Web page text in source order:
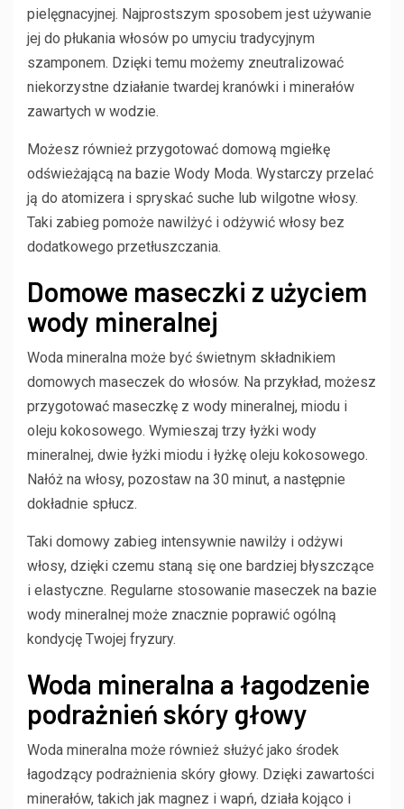
pielęgnacyjnej. Najprostszym sposobem jest używanie
jej do płukania włosów po umyciu tradycyjnym
szamponem. Dzięki temu możemy zneutralizować
niekorzystne działanie twardej kranówki i minerałów
zawartych w wodzie.
Możesz również przygotować domową mgiełkę
odświeżającą na bazie Wody Moda. Wystarczy przelać
ją do atomizera i spryskać suche lub wilgotne włosy.
Taki zabieg pomoże nawilżyć i odżywić włosy bez
dodatkowego przetłuszczania.
Domowe maseczki z użyciem
wody mineralnej
Woda mineralna może być świetnym składnikiem
domowych maseczek do włosów. Na przykład, możesz
przygotować maseczkę z wody mineralnej, miodu i
oleju kokosowego. Wymieszaj trzy łyżki wody
mineralnej, dwie łyżki miodu i łyżkę oleju kokosowego.
Nałóż na włosy, pozostaw na 30 minut, a następnie
dokładnie spłucz.
Taki domowy zabieg intensywnie nawilży i odżywi
włosy, dzięki czemu staną się one bardziej błyszczące
i elastyczne. Regularne stosowanie maseczek na bazie
wody mineralnej może znacznie poprawić ogólną
kondycję Twojej fryzury.
Woda mineralna a łagodzenie
podrażnień skóry głowy
Woda mineralna może również służyć jako środek
łagodzący podrażnienia skóry głowy. Dzięki zawartości
minerałów, takich jak magnez i wapń, działa kojąco i